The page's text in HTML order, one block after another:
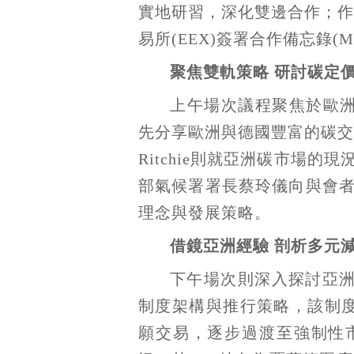
實地研習，深化雙邊合作；
易所(EEX)簽署合作備忘錄
聚焦雙軌策略 研討碳定
上午場次議程聚焦於歐
先分享歐洲與德國豐富的碳
Ritchie則就亞洲碳市場的現
部氣候署署長蔡玲儀向與會
理念與發展策略。
借鏡亞洲經驗 剖析多元
下午場次則深入探討亞
制度架構與推行策略，該制
願交易，逐步過渡至強制性